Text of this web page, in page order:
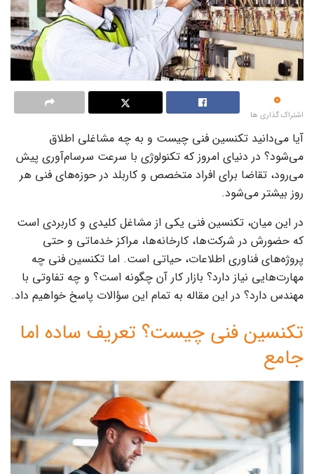
0
اشتراک گذاری ها
آیا می‌دانید تکنسین فنی چیست و به چه مشاغلی اطلاق
می‌شود؟ در دنیای امروز که تکنولوژی با سرعت سرسام‌آوری پیش
می‌رود، تقاضا برای افراد متخصص و کاربلد در حوزه‌های فنی هر
روز بیشتر می‌شود.
در این میان، تکنسین فنی یکی از مشاغل کلیدی و کاربردی است
که حضورش در شرکت‌ها، کارخانه‌ها، مراکز خدماتی و حتی
پروژه‌های فناوری اطلاعات، حیاتی است. اما تکنسین فنی چه
مهارت‌هایی نیاز دارد؟ بازار کار آن چگونه است؟ و چه تفاوتی با
مهندس دارد؟ در این مقاله به تمام این سؤالات پاسخ خواهیم داد.
تکنسین فنی چیست؟ تعریف ساده اما
جامع